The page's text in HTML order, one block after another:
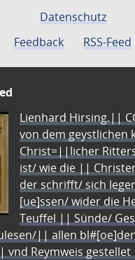
Datenschutz
Feedback
RSS-Feed
Lienhard Hirsing.||
von dem geystlichen
Christ=||licher
ist/ wie die ||
der schrifft/ sich
[ue]ssen/ wider die
Teuffel || Sünde/
|| allen
vnd Reymweis